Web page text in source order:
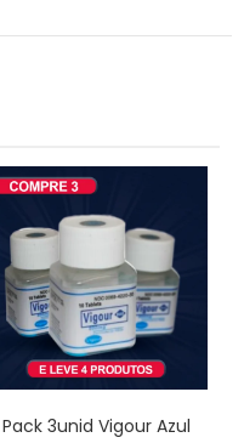
Pack 3unid Vigour Azul